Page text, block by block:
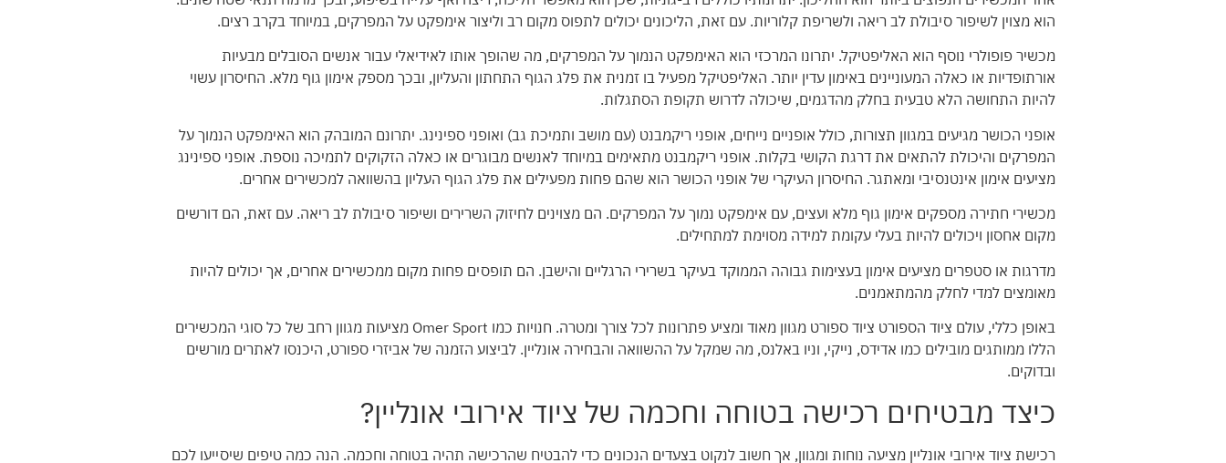
הוא מצוין לשיפור סיבולת לב ריאה ולשריפת קלוריות. עם זאת, הליכונים יכולים לתפוס מקום רב וליצור אימפקט על המפרקים, במיוחד בקרב רצים.
מכשיר פופולרי נוסף הוא האליפטיקל. יתרונו המרכזי הוא האימפקט הנמוך על המפרקים, מה שהופך אותו לאידיאלי עבור אנשים הסובלים מבעיות
אורתופדיות או כאלה המעוניינים באימון עדין יותר. האליפטיקל מפעיל בו זמנית את פלג הגוף התחתון והעליון, ובכך מספק אימון גוף מלא. החיסרון עשוי
להיות התחושה הלא טבעית בחלק מהדגמים, שיכולה לדרוש תקופת הסתגלות.
אופני הכושר מגיעים במגוון תצורות, כולל אופניים נייחים, אופני ריקמבנט (עם מושב ותמיכת גב) ואופני ספינינג. יתרונם המובהק הוא האימפקט הנמוך על
המפרקים והיכולת להתאים את דרגת הקושי בקלות. אופני ריקמבנט מתאימים במיוחד לאנשים מבוגרים או כאלה הזקוקים לתמיכה נוספת. אופני ספינינג
מציעים אימון אינטנסיבי ומאתגר. החיסרון העיקרי של אופני הכושר הוא שהם פחות מפעילים את פלג הגוף העליון בהשוואה למכשירים אחרים.
מכשירי חתירה מספקים אימון גוף מלא ועצים, עם אימפקט נמוך על המפרקים. הם מצוינים לחיזוק השרירים ושיפור סיבולת לב ריאה. עם זאת, הם דורשים
מקום אחסון ויכולים להיות בעלי עקומת למידה מסוימת למתחילים.
מדרגות או סטפרים מציעים אימון בעצימות גבוהה הממוקד בעיקר בשרירי הרגליים והישבן. הם תופסים פחות מקום ממכשירים אחרים, אך יכולים להיות
מאומצים למדי לחלק מהמתאמנים.
באופן כללי, עולם ציוד הספורט ציוד ספורט
מגוון מאוד ומציע פתרונות לכל צורך ומטרה. חנויות כמו Omer Sport מציעות מגוון רחב של כל סוגי המכשירים
הללו ממותגים מובילים כמו אדידס, נייקי, וניו באלנס, מה שמקל על ההשוואה והבחירה אונליין. לביצוע הזמנה של אביזרי ספורט, היכנסו לאתרים מורשים
ובדוקים.
כיצד מבטיחים רכישה בטוחה וחכמה של ציוד אירובי אונליין?
רכישת ציוד אירובי אונליין מציעה נוחות ומגוון, אך חשוב לנקוט בצעדים הנכונים כדי להבטיח שהרכישה תהיה בטוחה וחכמה. הנה כמה טיפים שיסייעו לכם